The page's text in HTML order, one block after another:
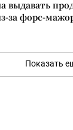
выдавать
за форс-
Показать